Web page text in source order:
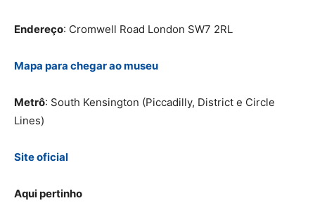
Endereço: Cromwell Road London SW7 2RL
Mapa para chegar ao museu
Metrô: South Kensington (Piccadilly, District e Circle
Lines)
Site oficial
Aqui pertinho